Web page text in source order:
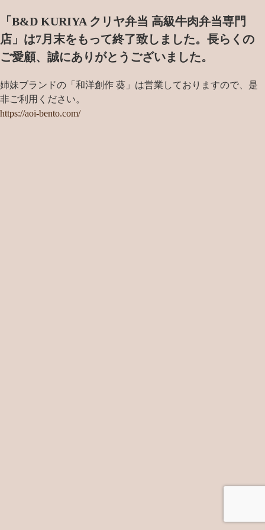
「B&D KURIYA クリヤ弁当 高級牛肉弁当専門
店」は7月末をもって終了致しました。 長らくの
ご愛顧、誠にありがとうございました。
姉妹ブランドの「和洋創作 葵」は営業しておりますので、是
非ご利用ください。
https://aoi-bento.com/